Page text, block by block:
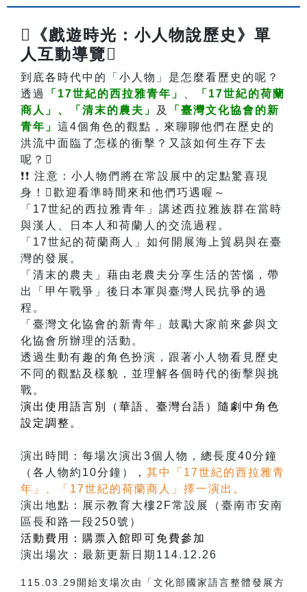
《戲遊時光：小人物說歷史》單
人互動導覽
到底各時代中的「小人物」是怎麼看歷史的呢？
透過
「17世紀的西拉雅青年」
「17世紀的荷蘭
商人」、
「清末的農夫」 及
「臺灣文化協會的新
青年」 這4個角色的觀點，來聊聊他們在歷史的
洪流中面臨了怎樣的衝擊？又該如何生存下去
呢？
❗❗ 注意：小人物們將在常設展中的定點驚喜現
身！歡迎看準時間來和他們巧遇喔～
「17世紀的西拉雅青年」講述西拉雅族群在當時
與漢人、日本人和荷蘭人的交流過程。
「17世紀的荷蘭商人」如何開展海上貿易與在臺
灣的發展。
「清末的農夫」藉由老農夫分享生活的苦惱，帶
出「甲午戰爭」後日本軍與臺灣人民抗爭的過
程。
「臺灣文化協會的新青年」鼓勵大家前來參與文
化協會所辦理的活動。
透過生動有趣的角色扮演，跟著小人物看見歷史
不同的觀點及樣貌，並理解各個時代的衝擊與挑
戰。
演出使用語言別（華語、臺灣台語）隨劇中角色
設定調整。
演出時間：每場次演出3個人物，總長度40分鐘
（各人物約10分鐘）， 其中「17世紀的西拉雅青
年」、「17世紀的荷蘭商人」擇一演出。
演出地點：展示教育大樓2F常設展（臺南市安南
區長和路一段250號）
活動費用：購票入館即可免費參加
演出場次：最新更新日期114.12.26
115.03.29開始支場次由「文化部國家語言整體發展方